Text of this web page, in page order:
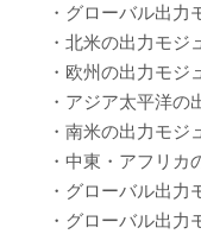
・グローバル出
・北米の出力モジ
・欧州の出力モジ
・アジア太平洋
・南米の出力モジ
・中東・アフリ
・グローバル出
・グローバル出